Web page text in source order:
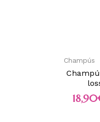
Champús
18,90